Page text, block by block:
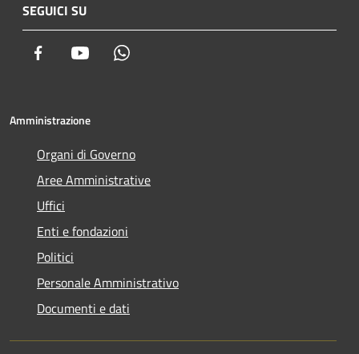
SEGUICI SU
Facebook Youtube
Amministrazione
Organi di Governo
Aree Amministrative
Uffici
Enti e fondazioni
Politici
Personale Amministrativo
Documenti e dati